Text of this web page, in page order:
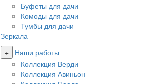
Буфеты для дачи
Комоды для дачи
Тумбы для дачи
Зеркала
+
Наши работы
Коллекция Верди
Коллекция Авиньон